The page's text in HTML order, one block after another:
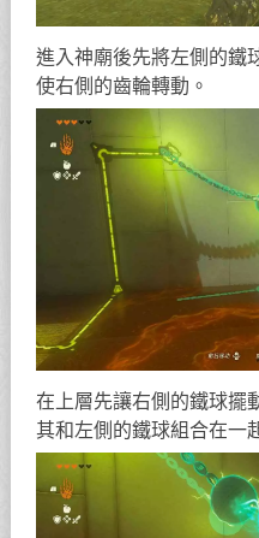
進入神廟後先將左側的鐵
使右側的齒輪轉動。
在上層先讓右側的鐵球擺
其和左側的鐵球組合在一